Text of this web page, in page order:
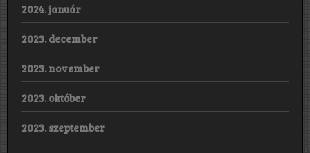
2024. január
2023. december
2023. november
2023. október
2023. szeptember